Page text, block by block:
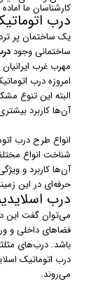
کارشناسان ما
درب
یک ساختمان پر
ساختمانی وجود
مهرب غرب
امروزه درب
البته این تنوع
آن‌ها کاربرد
انواع طرح درب
شناخت انواع
آن‌ها کاربرد و
حرفه‌ای در این
درب
می‌توان گفت این
فضاهای داخلی و
باشد. درب‌های
درب‌ اتوماتیک
می‌روند.